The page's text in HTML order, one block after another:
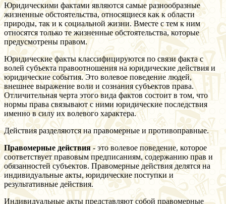
Юридическими фактами являются самые разнообразные
жизненные обстоятельства, относящиеся как к области
природы, так и к социальной жизни. Вместе с тем к ним
относятся только те жизненные обстоятельства, которые
предусмотрены правом.
Юридические факты классифицируются по связи факта с
волей субъекта правоотношения на юридические действия и
юридические события. Это волевое поведение людей,
внешнее выражение воли и сознания субъектов права.
Отличительная черта этого вида фактов состоит в том, что
нормы права связывают с ними юридические последствия
именно в силу их волевого характера.
Действия разделяются на правомерные и противоправные.
Правомерные действия- это волевое поведение, которое
соответствует правовым предписаниям, содержанию прав и
обязанностей субъектов. Правомерные действия делятся на
индивидуальные акты, юридические поступки и
результативные действия.
Индивидуальные акты представляют собой правомерные